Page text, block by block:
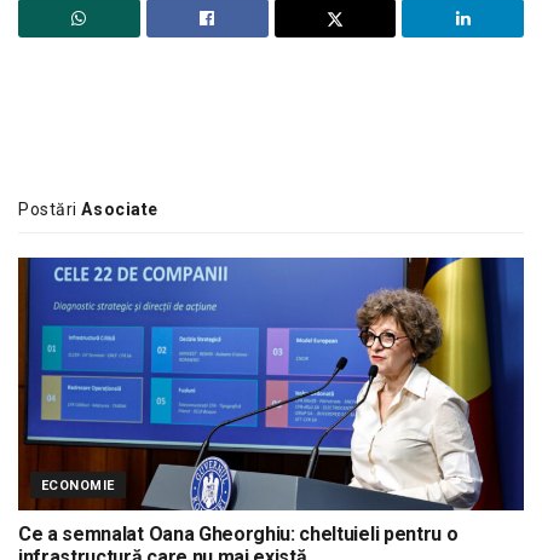
PostăriAsociate
ECONOMIE
Ce a semnalat Oana Gheorghiu: cheltuieli pentru o